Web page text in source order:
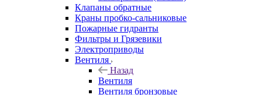
Клапаны обратные
Краны пробко-сальниковые
Пожарные гидранты
Фильтры и Грязевики
Электроприводы
Вентиля
Назад
Вентиля
Вентиля бронзовые